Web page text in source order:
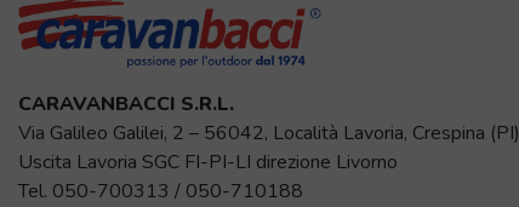
CARAVANBACCI S.R.L.
Via Galileo Galilei, 2 – 56042, Località Lavoria, Crespina (PI)
Uscita Lavoria SGC FI-PI-LI direzione Livorno
Tel. 050-700313 / 050-710188